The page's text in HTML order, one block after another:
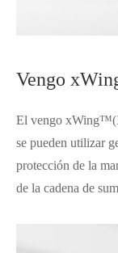
Vengo
El vengo
se pueden utilizar
protección de la
de la cadena de